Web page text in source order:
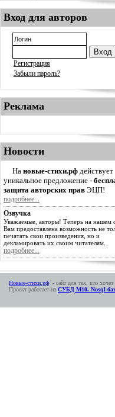
Вход для авторов
Регистрация
Забыли пароль?
Реклама
Новости
На новые-стихи.рф действует
уникальное предложение -
защита авторских прав ЭЦП!
подробнее...
Озвучка
Уважаемые, авторы! Теперь на нашем
Вам предоставлена возможность не
печатать свои произведения, но и
декламировать их своим читателям.
подробнее...
Новые-стихи.рф - сайт для тех, кто
Проект работает на СУБД М10. Nosql